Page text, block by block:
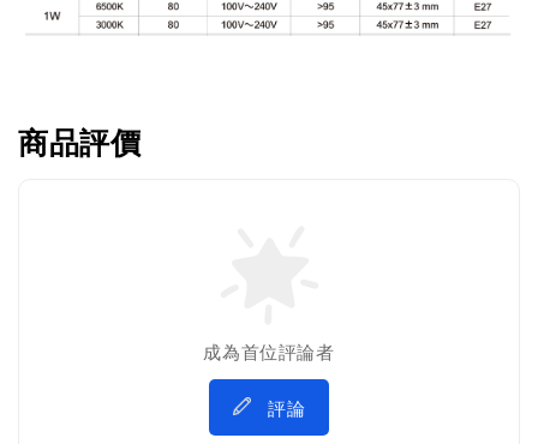
商品評價
成為首位評論者
評論